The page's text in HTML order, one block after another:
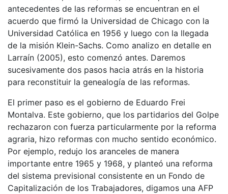
antecedentes de las reformas se encuentran en el
acuerdo que firmó la Universidad de Chicago con la
Universidad Católica en 1956 y luego con la llegada
de la misión Klein-Sachs. Como analizo en detalle en
Larraín (2005), esto comenzó antes. Daremos
sucesivamente dos pasos hacia atrás en la historia
para reconstituir la genealogía de las reformas.
El primer paso es el gobierno de Eduardo Frei
Montalva. Este gobierno, que los partidarios del Golpe
rechazaron con fuerza particularmente por la reforma
agraria, hizo reformas con mucho sentido económico.
Por ejemplo, redujo los aranceles de manera
importante entre 1965 y 1968, y planteó una reforma
del sistema previsional consistente en un Fondo de
Capitalización de los Trabajadores, digamos una AFP